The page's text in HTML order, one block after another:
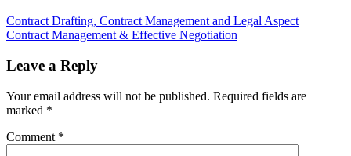
enterprise
risk
Post
navigation
Previous
Post:
Contract Drafting, Contract Management and Legal Aspect
Next
Contract Management & Effective Negotiation
Leave a Reply
Your email address will not be published. Required fields are
marked *
Comment *